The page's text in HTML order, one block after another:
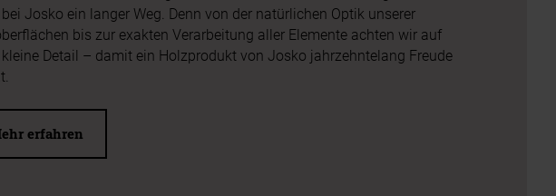
Josko ein langer Weg. Denn von der natürlichen Optik unserer
bis zur exakten Verarbeitung aller Elemente achten wir auf
kleine Detail – damit ein Holzprodukt von Josko jahrzehntelang Freude
erfahren